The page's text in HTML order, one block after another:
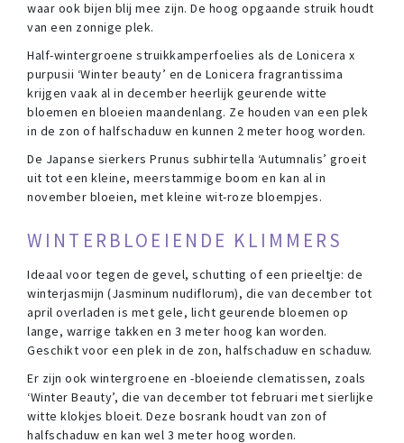
waar ook bijen blij mee zijn. De hoog opgaande struik houdt
van een zonnige plek.
Half-wintergroene struikkamperfoelies als de Lonicera x
purpusii ‘Winter beauty’ en de Lonicera fragrantissima
krijgen vaak al in december heerlijk geurende witte
bloemen en bloeien maandenlang. Ze houden van een plek
in de zon of halfschaduw en kunnen 2 meter hoog worden.
De Japanse sierkers Prunus subhirtella ‘Autumnalis’ groeit
uit tot een kleine, meerstammige boom en kan al in
november bloeien, met kleine wit-roze bloempjes.
WINTERBLOEIENDE KLIMMERS
Ideaal voor tegen de gevel, schutting of een prieeltje: de
winterjasmijn (Jasminum nudiflorum), die van december tot
april overladen is met gele, licht geurende bloemen op
lange, warrige takken en 3 meter hoog kan worden.
Geschikt voor een plek in de zon, halfschaduw en schaduw.
Er zijn ook wintergroene en -bloeiende clematissen, zoals
‘Winter Beauty’, die van december tot februari met sierlijke
witte klokjes bloeit. Deze bosrank houdt van zon of
halfschaduw en kan wel 3 meter hoog worden.